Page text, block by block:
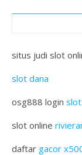
situs judi slot
slot dana
osg888 login
slot online
daftar gacor